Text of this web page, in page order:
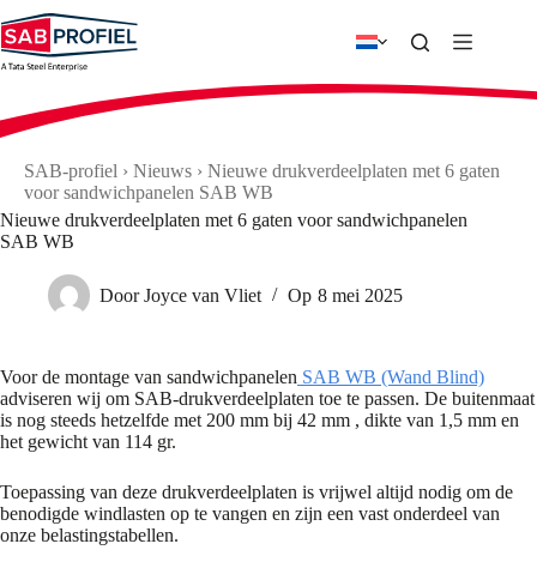
naar
de
inhoud
SAB-profiel › Nieuws › Nieuwe drukverdeelplaten met 6 gaten
voor sandwichpanelen SAB WB
Nieuwe drukverdeelplaten met 6 gaten voor sandwichpanelen
SAB WB
Door Joyce van Vliet Op 8 mei 2025
Voor de montage van sandwichpanelen SAB WB (Wand Blind)
adviseren wij om SAB-drukverdeelplaten toe te passen. De buitenmaat
is nog steeds hetzelfde met 200 mm bij 42 mm , dikte van 1,5 mm en
het gewicht van 114 gr.
Toepassing van deze drukverdeelplaten is vrijwel altijd nodig om de
benodigde windlasten op te vangen en zijn een vast onderdeel van
onze belastingstabellen.